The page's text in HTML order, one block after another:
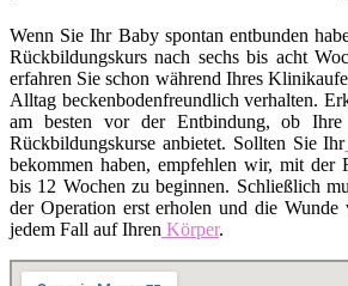
Wenn Sie Ihr Baby spontan entbunden
Rückbildungskurs nach sechs bis acht
erfahren Sie schon während Ihres
Alltag beckenbodenfreundlich verhalten.
am besten vor der Entbindung, ob Ihre
Rückbildungskurse anbietet. Sollten Sie Ihr
bekommen haben, empfehlen wir, mit der
bis 12 Wochen zu beginnen. Schließlich
der Operation erst erholen und die
jedem Fall auf Ihren Körper.